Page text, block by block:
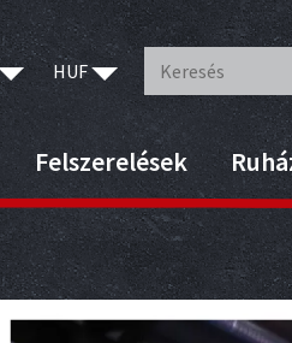
HUF
Felszerelések